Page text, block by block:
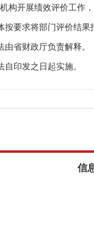
构开展绩效评价工作
要求将部门评价结果
省财政厅负责解释。
印发之日起实施。
信